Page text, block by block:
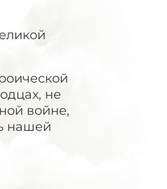
не
войне,
нашей